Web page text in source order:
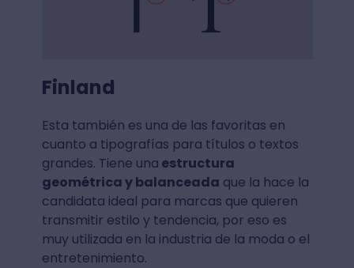
Finland
Esta también es una de las favoritas en
cuanto a tipografías para títulos o textos
grandes. Tiene una estructura
geométrica y balanceada que la hace la
candidata ideal para marcas que quieren
transmitir estilo y tendencia, por eso es
muy utilizada en la industria de la moda o el
entretenimiento.